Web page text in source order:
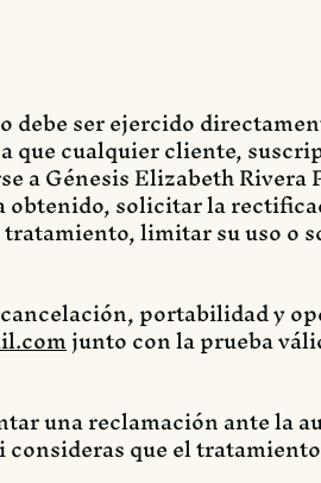
ser ejercido
cualquier cliente,
a Génesis Elizabeth
obtenido, solicitar la
limitar su uso o
portabilidad y
junto con la prueba
una reclamación ante la
que el